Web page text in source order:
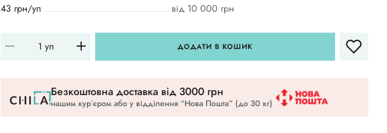
43 грн/уп
від 10 000 грн
ДОДАТИ В КОШИК
Безкоштовна доставка вiд 3000 грн
нашим курʼєром або у відділення “Нова Пошта” (до 30 кг)